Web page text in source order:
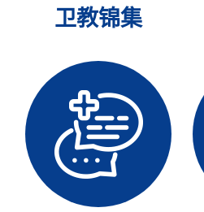
卫教锦集